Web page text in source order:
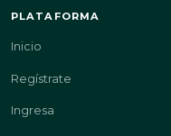
PLATAFORMA
Inicio
Regístrate
Ingresa